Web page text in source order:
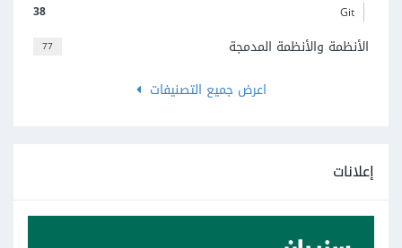
38 Git
77
الأنظمة والأنظمة المدمجة
اعرض جميع التصنيفات
إعلانات